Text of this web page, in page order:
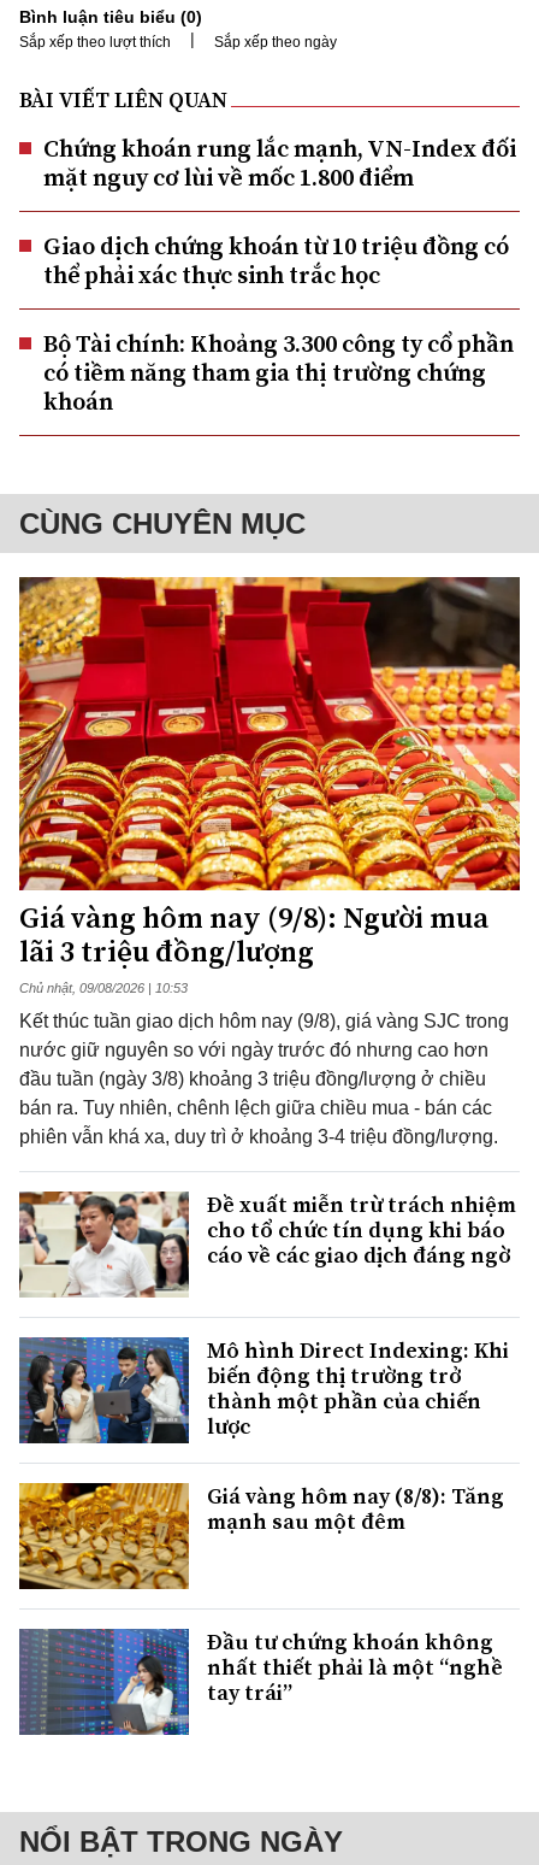
Bình luận tiêu biểu (0)
Sắp xếp theo lượt thích | Sắp xếp theo ngày
BÀI VIẾT LIÊN QUAN
Chứng khoán rung lắc mạnh, VN-Index đối
mặt nguy cơ lùi về mốc 1.800 điểm
Giao dịch chứng khoán từ 10 triệu đồng có
thể phải xác thực sinh trắc học
Bộ Tài chính: Khoảng 3.300 công ty cổ phần
có tiềm năng tham gia thị trường chứng
khoán
CÙNG CHUYÊN MỤC
Giá vàng hôm nay (9/8): Người mua
lãi 3 triệu đồng/lượng
Chủ nhật, 09/08/2026 | 10:53
Kết thúc tuần giao dịch hôm nay (9/8), giá vàng SJC trong
nước giữ nguyên so với ngày trước đó nhưng cao hơn
đầu tuần (ngày 3/8) khoảng 3 triệu đồng/lượng ở chiều
bán ra. Tuy nhiên, chênh lệch giữa chiều mua - bán các
phiên vẫn khá xa, duy trì ở khoảng 3-4 triệu đồng/lượng.
Đề xuất miễn trừ trách nhiệm
cho tổ chức tín dụng khi báo
cáo về các giao dịch đáng ngờ
Mô hình Direct Indexing: Khi
biến động thị trường trở
thành một phần của chiến
lược
Giá vàng hôm nay (8/8): Tăng
mạnh sau một đêm
Đầu tư chứng khoán không
nhất thiết phải là một “nghề
tay trái”
NỔI BẬT TRONG NGÀY